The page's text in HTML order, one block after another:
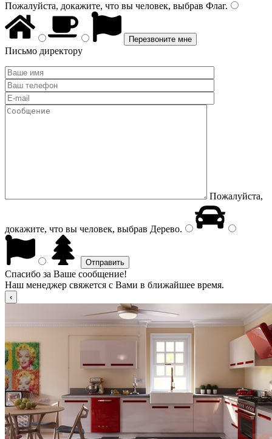
Пожалуйста, докажите, что вы человек, выбрав Флаг.
Письмо директору
Пожалуйста,
докажите, что вы человек, выбрав Дерево.
Спасибо за Ваше сообщение!
Наш менеджер свяжется с Вами в ближайшее время.